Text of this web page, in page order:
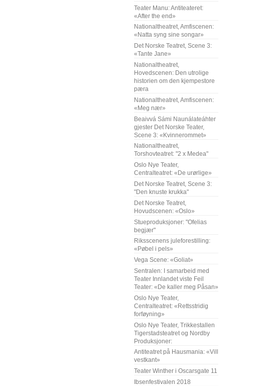
Teater Manu: Antiteateret:
«After the end»
Nationaltheatret, Amfiscenen:
«Natta syng sine songar»
Det Norske Teatret, Scene 3:
«Tante Jane»
Nationaltheatret,
Hovedscenen: Den utrolige
historien om den kjempestore
pæra
Nationaltheatret, Amfiscenen:
«Meg nær»
Beaivvá Sámi Naunálateáhter
gjester Det Norske Teater,
Scene 3: «Kvinnerommet»
Nationaltheatret,
Torshovteatret: "2 x Medea"
Oslo Nye Teater,
Centralteatret: «De urørlige»
Det Norske Teatret, Scene 3:
"Den knuste krukka"
Det Norske Teatret,
Hovudscenen: «Oslo»
Stueproduksjoner: "Ofelias
begjær"
Riksscenens juleforestilling:
«Pøbel i pels»
Vega Scene: «Goliat»
Sentralen: I samarbeid med
Teater Innlandet viste Feil
Teater: «De kaller meg Påsan»
Oslo Nye Teater,
Centralteatret: «Rettsstridig
forføyning»
Oslo Nye Teater, Trikkestallen
Tigerstadsteatret og Nordby
Produksjoner:
Antiteatret på Hausmania: «Vill
vestkant»
Teater Winther i Oscarsgate 11
Ibsenfestivalen 2018